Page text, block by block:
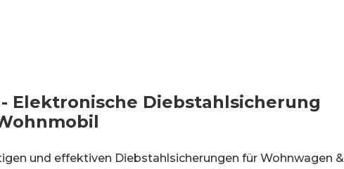
Elektronische Diebstahlsicherung
und effektiven Diebstahlsicherungen für Wohnwagen &